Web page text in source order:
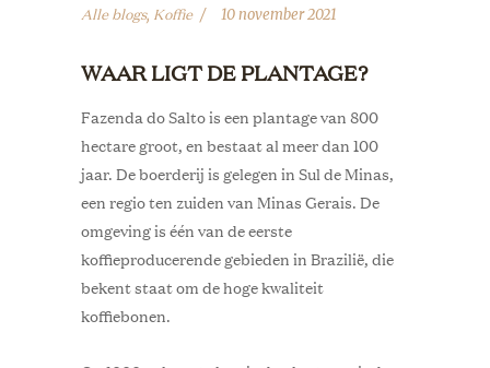
Alle blogs, Koffie 10 november 2021
WAAR LIGT DE PLANTAGE?
Fazenda do Salto is een plantage van 800
hectare groot, en bestaat al meer dan 100
jaar. De boerderij is gelegen in Sul de Minas,
een regio ten zuiden van Minas Gerais. De
omgeving is één van de eerste
koffieproducerende gebieden in Brazilië, die
bekent staat om de hoge kwaliteit
koffiebonen.